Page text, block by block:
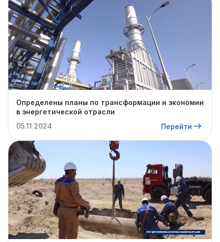
Определены планы по трансформации и экономии
в энергетической отрасли
05.11.2024
Перейти